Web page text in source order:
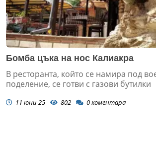
Бомба цъка на нос Калиакра
В ресторанта, който се намира под
поделение, се готви с газови бутилки
11 юни 25 802 0коментара